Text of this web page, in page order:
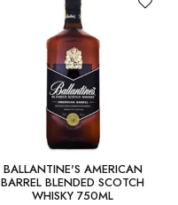
BALLANTINE'S AMERICAN
BARREL BLENDED SCOTCH
WHISKY 750ML